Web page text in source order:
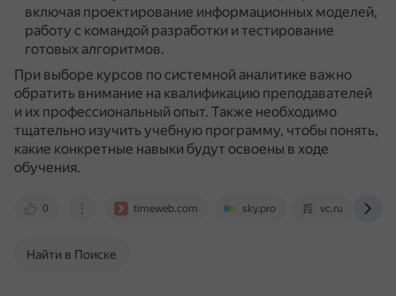
включая проектирование информационных моделей,
работу с командой разработки и тестирование
готовых алгоритмов.
При выборе курсов по системной аналитике важно
обратить внимание на квалификацию преподавателей
и их профессиональный опыт. Также необходимо
тщательно изучить учебную программу, чтобы понять,
какие конкретные навыки будут освоены в ходе
обучения.
0 timeweb.com sky.pro vc.ru
Найти в Поиске